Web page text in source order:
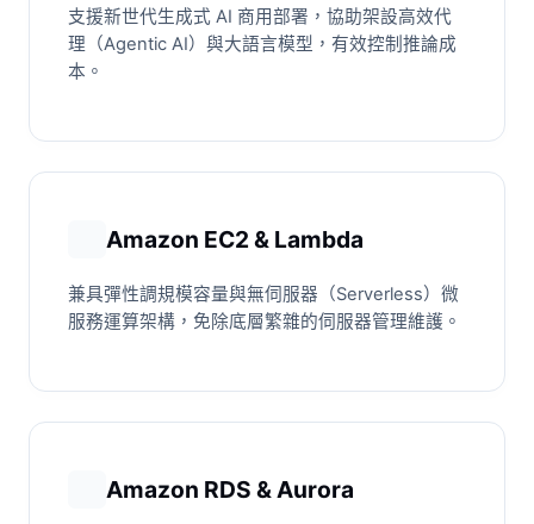
支援新世代生成式 AI 商用部署，協助架設高效代
理（Agentic AI）與大語言模型，有效控制推論成
本。
Amazon EC2 & Lambda
兼具彈性調規模容量與無伺服器（Serverless）微
服務運算架構，免除底層繁雜的伺服器管理維護。
Amazon RDS & Aurora